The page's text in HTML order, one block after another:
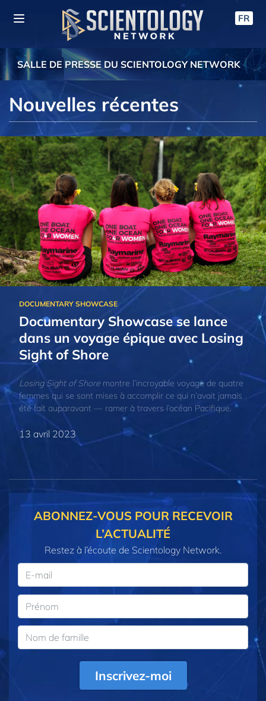
FR
SALLE DE PRESSE DU SCIENTOLOGY NETWORK
Nouvelles récentes
Documentary Showcase se lance
dans un voyage épique avec Losing
Sight of Shore
Losing Sight of Shore montre l’incroyable voyage de quatre
femmes qui se sont mises à accomplir ce qui n’avait jamais
été fait auparavant — ramer à travers l’océan Pacifique.
13 avril 2023
ABONNEZ-VOUS POUR RECEVOIR
L’ACTUALITÉ
Restez à l’écoute de Scientology Network.
Inscrivez-moi